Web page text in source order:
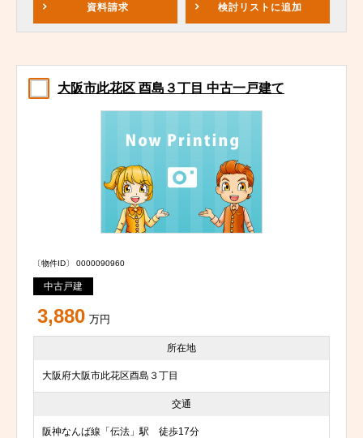
資料請求 検討リスト に追加
大阪市此花区 酉島３丁目 中古一戸建て
〔物件ID〕 0000090960
中古戸建
3,880 万円
所在地
大阪府大阪市此花区酉島３丁目
交通
阪神なんば線「伝法」駅 徒歩17分